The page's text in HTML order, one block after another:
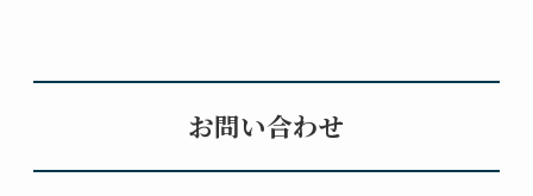
お問い合わせ